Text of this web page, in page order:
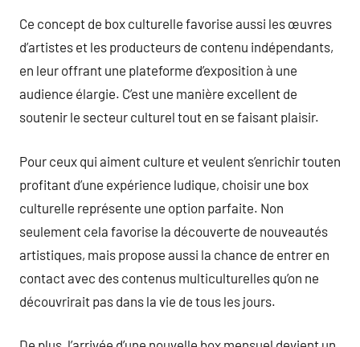
Ce concept de box culturelle favorise aussi les œuvres
d’artistes et les producteurs de contenu indépendants,
en leur offrant une plateforme d’exposition à une
audience élargie. C’est une manière excellent de
soutenir le secteur culturel tout en se faisant plaisir.
Pour ceux qui aiment culture et veulent s’enrichir touten
profitant d’une expérience ludique, choisir une box
culturelle représente une option parfaite. Non
seulement cela favorise la découverte de nouveautés
artistiques, mais propose aussi la chance de entrer en
contact avec des contenus multiculturelles qu’on ne
découvrirait pas dans la vie de tous les jours.